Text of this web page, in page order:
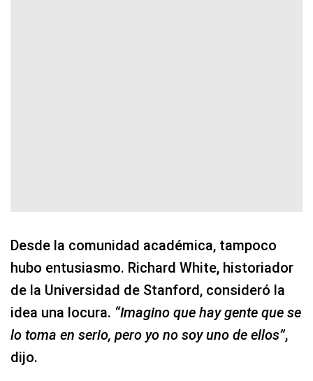
Desde la comunidad académica, tampoco
hubo entusiasmo. Richard White, historiador
de la Universidad de Stanford, consideró la
idea una locura. “Imagino que hay gente que se
lo toma en serio, pero yo no soy uno de ellos”,
dijo.